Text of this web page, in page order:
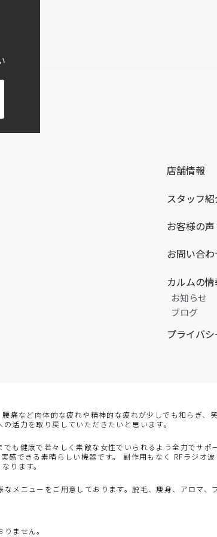
店舗情報
スタッフ
お客様の声
お問い合
カルムの
お知らせ
ブログ
プライバ
など肉体的な疲れや精神的な疲れが少しでも和らぎ、
活力を取り戻していただきたいと思います。
も健康で若々しく素敵な女性でいられるよう全力でサ
感できる素晴らしい機器です。 副作用もなく RFラジオ
ります。
メニューをご用意しております。脱毛、痩身、アロマ
ません。